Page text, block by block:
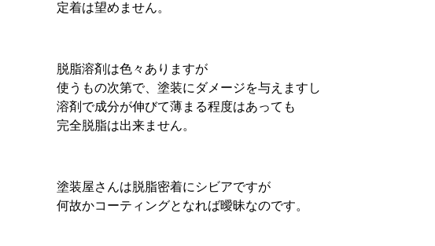
定着は望めません。
脱脂溶剤は色々ありますが
使うもの次第で、塗装にダメージを与えますし
溶剤で成分が伸びて薄まる程度はあっても
完全脱脂は出来ません。
塗装屋さんは脱脂密着にシビアですが
何故かコーティングとなれば曖昧なのです。